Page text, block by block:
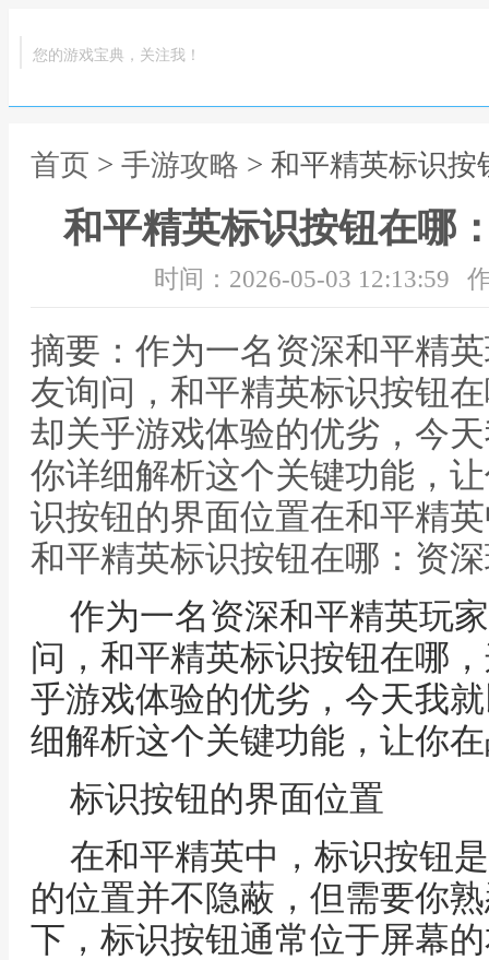
您的游戏宝典，关注我！
首页 > 手游攻略 > 和平精英标识
和平精英标识按钮在哪
时间：2026-05-03 12:13:59
摘要：作为一名资深和平精
友询问，和平精英标识按钮
却关乎游戏体验的优劣，今
你详细解析这个关键功能，
识按钮的界面位置在和平精
和平精英标识按钮在哪：资
作为一名资深和平精英玩
问，和平精英标识按钮在哪
乎游戏体验的优劣，今天我
细解析这个关键功能，让你
标识按钮的界面位置
在和平精英中，标识按钮
的位置并不隐蔽，但需要你
下，标识按钮通常位于屏幕